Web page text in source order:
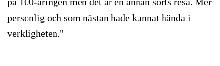
personlig och som nästan hade kunnat hända i
verkligheten."